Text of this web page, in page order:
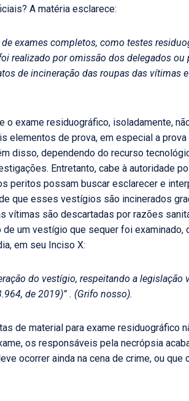
A matéria esclarece:
de exames completos, como testes
realizado por omissão dos delegados
de incineração das roupas das vítimas
exame residuográfico, isoladamente,
elementos de prova, em especial a
disso, dependendo do recurso
Entretanto, cabe à autoridade
peritos possam buscar esclarecer e
que esses vestígios são incinerados
vítimas são descartadas por razões
um vestígio que sequer foi
em seu Inciso X:
do vestígio, respeitando a legislação
de 2019)” . (Grifo nosso).
de material para exame residuográfico
os responsáveis pela necrópsia
ocorrer ainda na cena de crime, ou